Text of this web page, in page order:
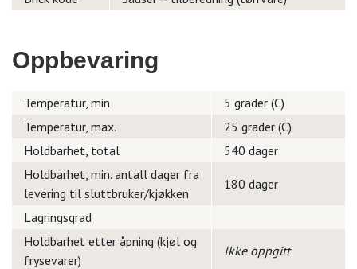
Oppbevaring
Temperatur, min
5 grader (C)
Temperatur, max.
25 grader (C)
Holdbarhet, total
540 dager
Holdbarhet, min. antall dager fra
levering til sluttbruker/kjøkken
180 dager
Lagringsgrad
Holdbarhet etter åpning (kjøl og
frysevarer)
Ikke oppgitt